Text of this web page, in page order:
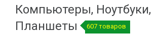
Компьютеры, Ноутбуки,
Планшеты
607 товаров